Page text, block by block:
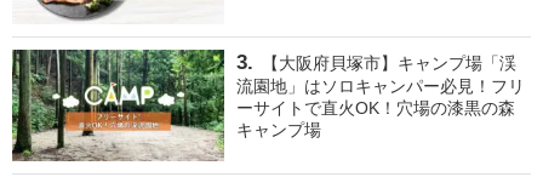
【大阪府貝塚市】キャンプ場「渓
流園地」はソロキャンパー必見！フリ
ーサイトで直火OK！穴場の漆黒の森
キャンプ場